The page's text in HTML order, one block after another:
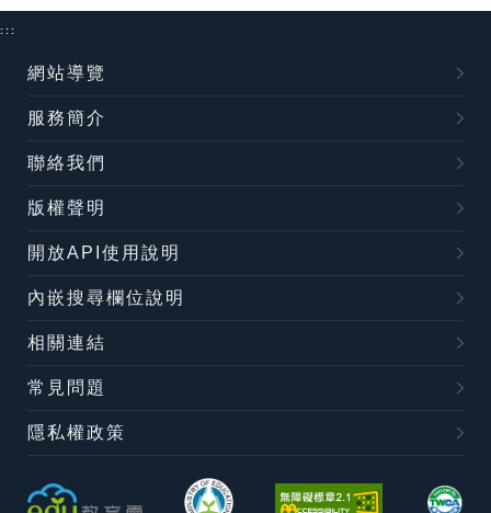
:::
網站導覽
服務簡介
聯絡我們
版權聲明
開放API使用說明
內嵌搜尋欄位說明
相關連結
常見問題
隱私權政策